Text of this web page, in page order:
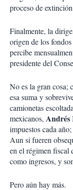
proceso de
Finalmente, la
origen de los
percibe
presidente del
No es la gran cosa;
esa suma y
camionetas
mexicanos, Andrés
impuestos cada
Aun si fueren
en el régimen fiscal
como ingresos, y
Pero aún hay más.